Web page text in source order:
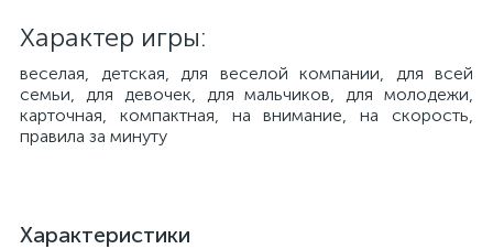
Характер игры:
веселая, детская, для веселой компании, для всей
семьи, для девочек, для мальчиков, для молодежи,
карточная, компактная, на внимание, на скорость,
правила за минуту
Характеристики